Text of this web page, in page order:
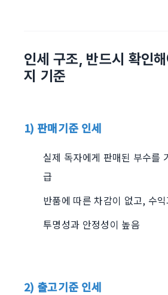
인세 구조, 반드시 확인
지 기준
1) 판매기준 인세
실제 독자에게 판매된 부수를
급
반품에 따른 차감이 없고, 수
투명성과 안정성이 높음
2) 출고기준 인세